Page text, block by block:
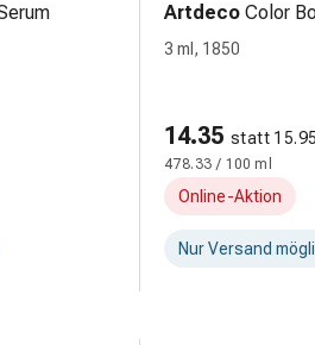
Artdeco Color
3 ml, 1850
14.35 statt 15.95
478.33 / 100 ml
Online-Aktion
Nur Versand